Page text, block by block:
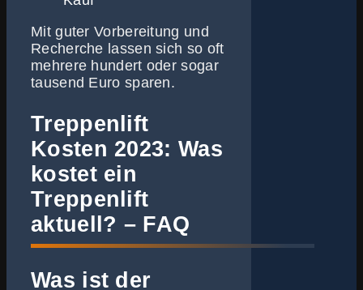
Mit guter Vorbereitung und
Recherche lassen sich so oft
mehrere hundert oder sogar
tausend Euro sparen.
Treppenlift
Kosten 2023: Was
kostet ein
Treppenlift
aktuell? – FAQ
Was ist der